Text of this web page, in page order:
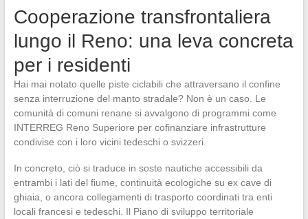
Cooperazione transfrontaliera
lungo il Reno: una leva concreta
per i residenti
Hai mai notato quelle piste ciclabili che attraversano il confine
senza interruzione del manto stradale? Non è un caso. Le
comunità di comuni renane si avvalgono di programmi come
INTERREG Reno Superiore per cofinanziare infrastrutture
condivise con i loro vicini tedeschi o svizzeri.
In concreto, ciò si traduce in soste nautiche accessibili da
entrambi i lati del fiume, continuità ecologiche su ex cave di
ghiaia, o ancora collegamenti di trasporto coordinati tra enti
locali francesi e tedeschi. Il Piano di sviluppo territoriale